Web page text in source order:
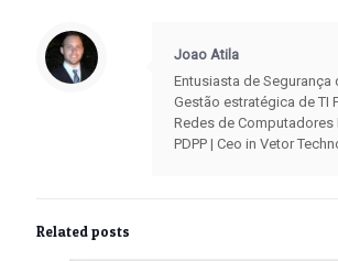
Joao Atila
Entusiasta de Segurança
Gestão estratégica de TI
Redes de Computadores
PDPP | Ceo in Vetor
Related posts